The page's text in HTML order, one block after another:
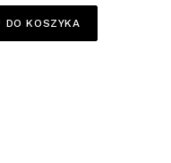
DO KOSZYKA